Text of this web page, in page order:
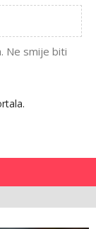
Ne smije biti